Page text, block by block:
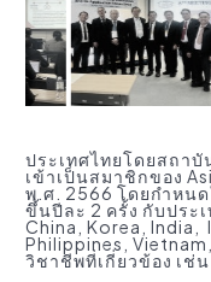
ประเทศไทยโดยสถาบั
เข้าเป็นสมาชิกของ
พ.ศ. 2566 โดยกำหน
ขึ้นปีละ 2 ครั้ง กับประ
China, Korea, India,
Philippines,
วิชาชีพที่เกี่ยวข้อง เช่น